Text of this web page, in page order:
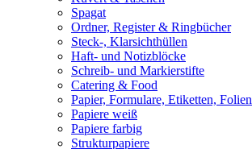
Spagat
Ordner, Register & Ringbücher
Steck-, Klarsichthüllen
Haft- und Notizblöcke
Schreib- und Markierstifte
Catering & Food
Papier, Formulare, Etiketten, Folien
Papiere weiß
Papiere farbig
Strukturpapiere